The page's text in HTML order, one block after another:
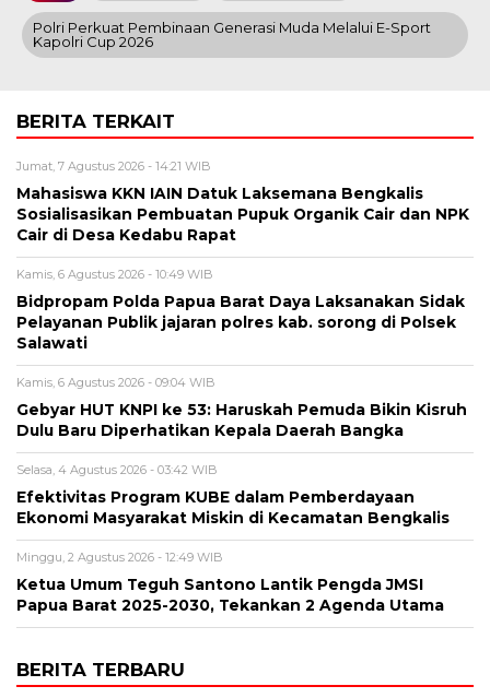
Polri Perkuat Pembinaan Generasi Muda Melalui E-Sport
Kapolri Cup 2026
BERITA TERKAIT
Jumat, 7 Agustus 2026 - 14:21 WIB
Mahasiswa KKN IAIN Datuk Laksemana Bengkalis
Sosialisasikan Pembuatan Pupuk Organik Cair dan NPK
Cair di Desa Kedabu Rapat
Kamis, 6 Agustus 2026 - 10:49 WIB
Bidpropam Polda Papua Barat Daya Laksanakan Sidak
Pelayanan Publik jajaran polres kab. sorong di Polsek
Salawati
Kamis, 6 Agustus 2026 - 09:04 WIB
Gebyar HUT KNPI ke 53: Haruskah Pemuda Bikin Kisruh
Dulu Baru Diperhatikan Kepala Daerah Bangka
Selasa, 4 Agustus 2026 - 03:42 WIB
Efektivitas Program KUBE dalam Pemberdayaan
Ekonomi Masyarakat Miskin di Kecamatan Bengkalis
Minggu, 2 Agustus 2026 - 12:49 WIB
Ketua Umum Teguh Santono Lantik Pengda JMSI
Papua Barat 2025-2030, Tekankan 2 Agenda Utama
BERITA TERBARU